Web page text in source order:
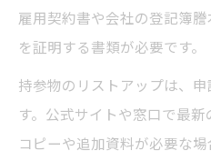
雇用契約書や会社の登記簿
を証明する書類が必要です。
持参物のリストアップは、
す。公式サイトや窓口で最新
コピーや追加資料が必要な